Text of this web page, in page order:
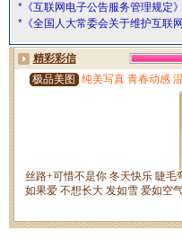
*《互联网电子公告服务管理规定》
*《全国人大常委会关于维护互联